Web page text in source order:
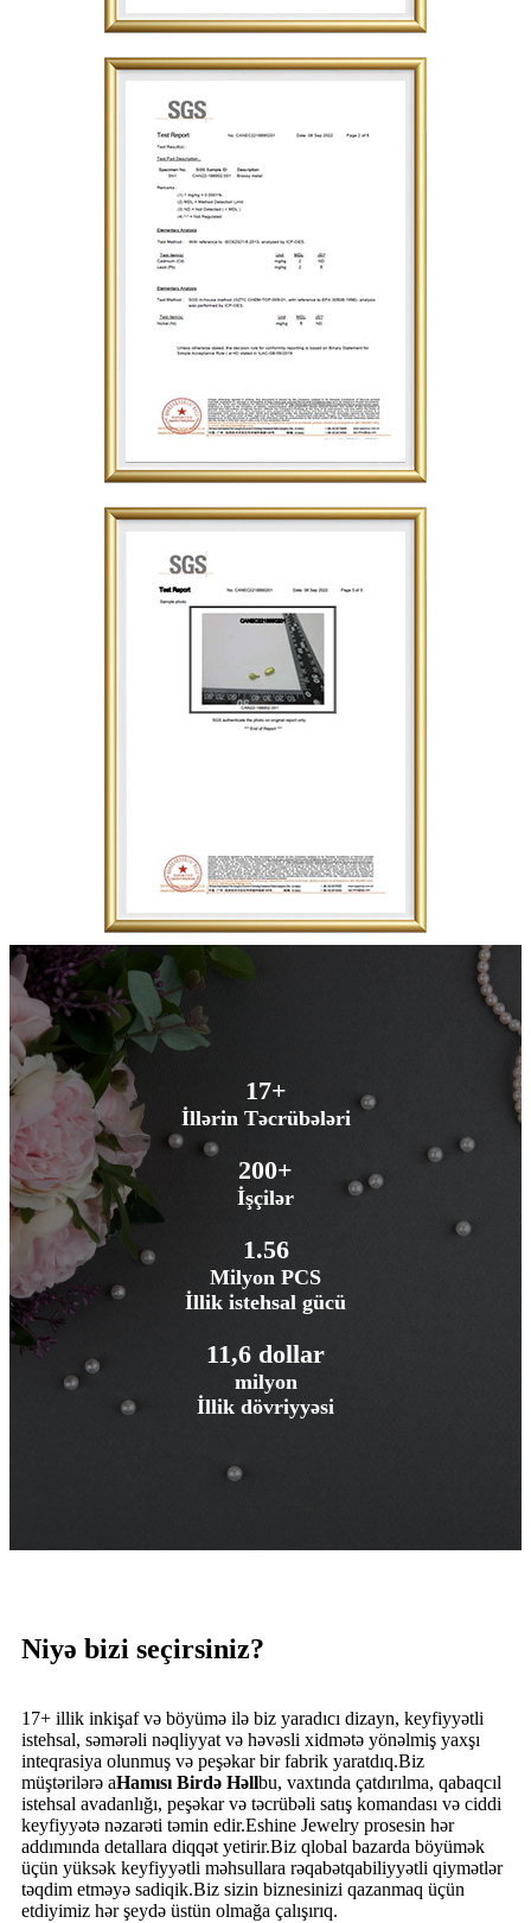
17+
İllərin Təcrübələri
200+
İşçilər
1.56
Milyon PCS
İllik istehsal gücü
11,6 dollar
milyon
İllik dövriyyəsi
Niyə bizi seçirsiniz?
17+ illik inkişaf və böyümə ilə biz yaradıcı dizayn, keyfiyyətli
istehsal, səmərəli nəqliyyat və həvəsli xidmətə yönəlmiş yaxşı
inteqrasiya olunmuş və peşəkar bir fabrik yaratdıq.Biz
müştərilərə aHamısı Birdə Həllbu, vaxtında çatdırılma, qabaqcıl
istehsal avadanlığı, peşəkar və təcrübəli satış komandası və ciddi
keyfiyyətə nəzarəti təmin edir.Eshine Jewelry prosesin hər
addımında detallara diqqət yetirir.Biz qlobal bazarda böyümək
üçün yüksək keyfiyyətli məhsullara rəqabətqabiliyyətli qiymətlər
təqdim etməyə sadiqik.Biz sizin biznesinizi qazanmaq üçün
etdiyimiz hər şeydə üstün olmağa çalışırıq.